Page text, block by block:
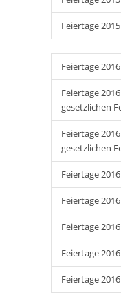
Feiertage
Feiertage
Feiertage
gesetzlichen
Feiertage
gesetzlichen
Feiertage
Feiertage
Feiertage
Feiertage
Feiertage